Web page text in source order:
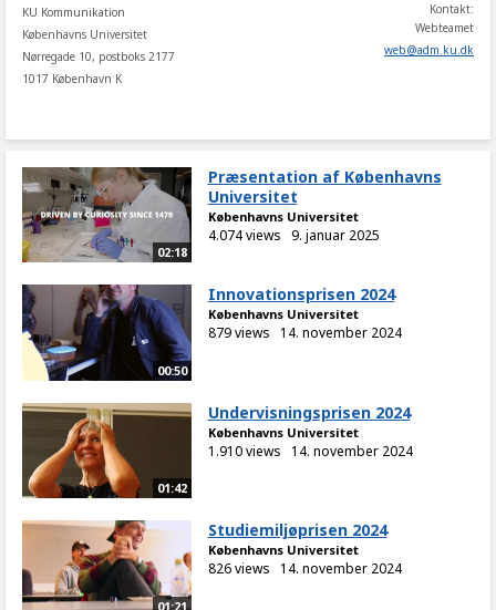
KU Kommunikation
Københavns Universitet
Nørregade 10, postboks 2177
1017 København K
Kontakt:
Webteamet
web@adm.ku.dk
02:18
Præsentation af Københavns
Universitet
Københavns Universitet
4.074 views 9. januar 2025
00:50
Innovationsprisen 2024
Københavns Universitet
879 views 14. november 2024
01:42
Undervisningsprisen 2024
Københavns Universitet
1.910 views 14. november 2024
01:21
Studiemiljøprisen 2024
Københavns Universitet
826 views 14. november 2024